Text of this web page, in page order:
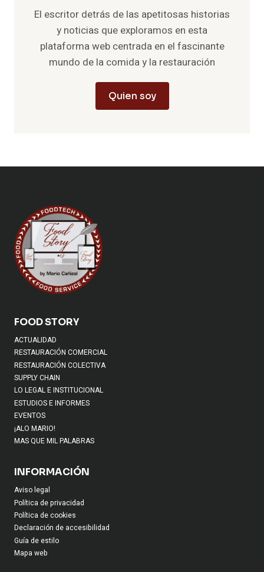
El escritor detrás de las apetitosas historias
y noticias que exploramos en esta
plataforma web centrada en el fascinante
mundo de la comida y la restauración
Quien soy
FOOD STORY
ACTUALIDAD
RESTAURACIÓN COMERCIAL
RESTAURACIÓN COLECTIVA
SUPPLY CHAIN
LO LEGAL E INSTITUCIONAL
ESTUDIOS E INFORMES
EVENTOS
¡ALO MARIO!
MAS QUE MIL PALABRAS
INFORMACIÓN
Aviso legal
Política de privacidad
Política de cookies
Declaración de accesibilidad
Guía de estilo
Mapa web